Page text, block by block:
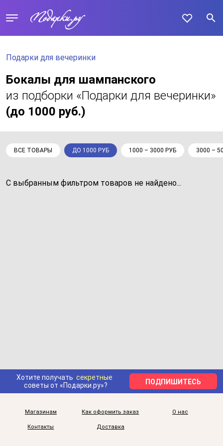
Подарки для вечеринки
Бокалы для шампанского
из подборки «Подарки для вечеринки»
(до 1000 руб.)
ВСЕ ТОВАРЫ ДО 1000 РУБ 1000 – 3000 РУБ 3000 –
С выбранным фильтром товаров не найдено...
Хотите получать секретные
советы от «Подарки.ру»?
ПОДПИШИТЕСЬ
Магазинам Как оформить заказ О нас
Контакты Доставка